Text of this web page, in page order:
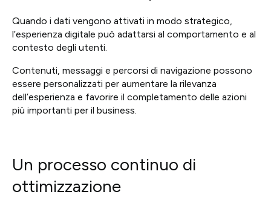
Quando i dati vengono attivati in modo strategico,
l’esperienza digitale può adattarsi al comportamento e al
contesto degli utenti.
Contenuti, messaggi e percorsi di navigazione possono
essere personalizzati per aumentare la rilevanza
dell’esperienza e favorire il completamento delle azioni
più importanti per il business.
Un processo continuo di
ottimizzazione